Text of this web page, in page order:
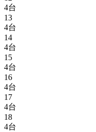
4台
13
4台
14
4台
15
4台
16
4台
17
4台
18
4台